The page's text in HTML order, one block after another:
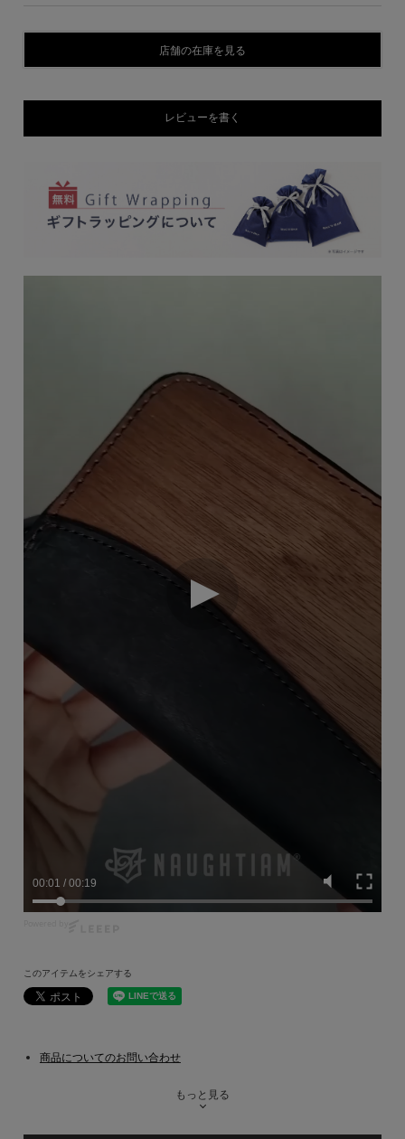
店舗の在庫を見る
レビューを書く
00:02 / 00:19
このアイテムをシェアする
商品についてのお問い合わせ
もっと見る